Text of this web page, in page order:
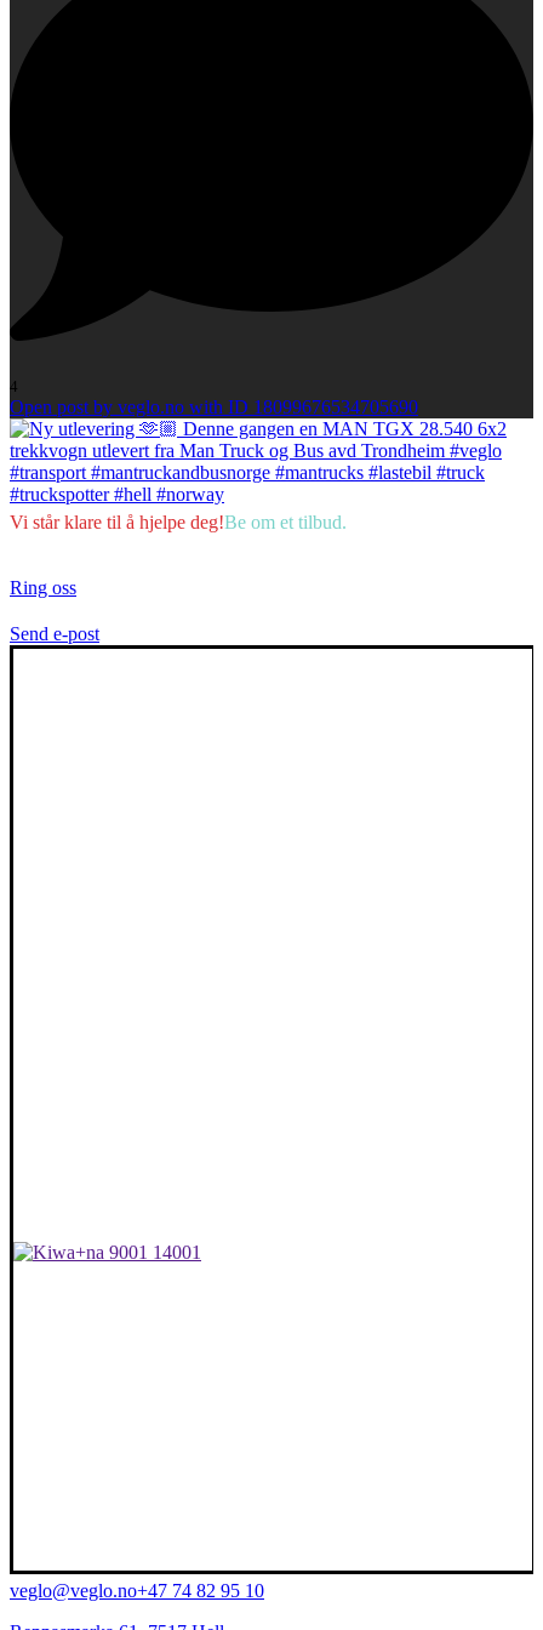
4
Open post by veglo.no with ID 18099676534705690
Vi står klare til å hjelpe deg!Be om et tilbud.
Ring oss
Send e-post
veglo@veglo.no+47 74 82 95 10